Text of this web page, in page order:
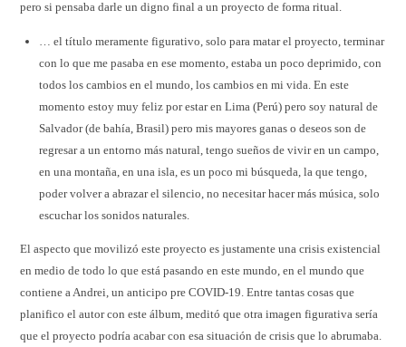
pero si pensaba darle un digno final a un proyecto de forma ritual.
… el título meramente figurativo, solo para matar el proyecto, terminar
con lo que me pasaba en ese momento, estaba un poco deprimido, con
todos los cambios en el mundo, los cambios en mi vida. En este
momento estoy muy feliz por estar en Lima (Perú) pero soy natural de
Salvador (de bahía, Brasil) pero mis mayores ganas o deseos son de
regresar a un entorno más natural, tengo sueños de vivir en un campo,
en una montaña, en una isla, es un poco mi búsqueda, la que tengo,
poder volver a abrazar el silencio, no necesitar hacer más música, solo
escuchar los sonidos naturales.
El aspecto que movilizó este proyecto es justamente una crisis existencial
en medio de todo lo que está pasando en este mundo, en el mundo que
contiene a Andrei, un anticipo pre COVID-19. Entre tantas cosas que
planifico el autor con este álbum, meditó que otra imagen figurativa sería
que el proyecto podría acabar con esa situación de crisis que lo abrumaba.